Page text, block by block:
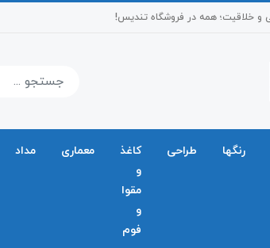
و خلاقیت؛ همه در فروشگاه تندیس!
رنگها طراحی
کاغذ
و
مقوا
و
فوم
معماری مداد